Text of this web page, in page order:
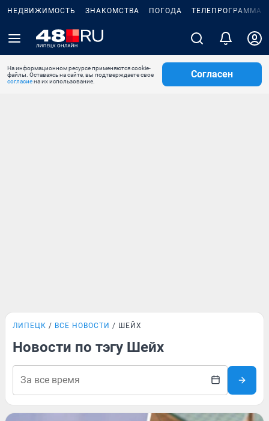
НЕДВИЖИМОСТЬ ЗНАКОМСТВА ПОГОДА ТЕЛЕПРОГРАММА
На информационном ресурсе применяются cookie-
файлы. Оставаясь на сайте, вы подтверждаете свое
согласиена их использование.
Согласен
ЛИПЕЦК ВСЕ НОВОСТИ ШЕЙХ
Новости по тэгу Шейх